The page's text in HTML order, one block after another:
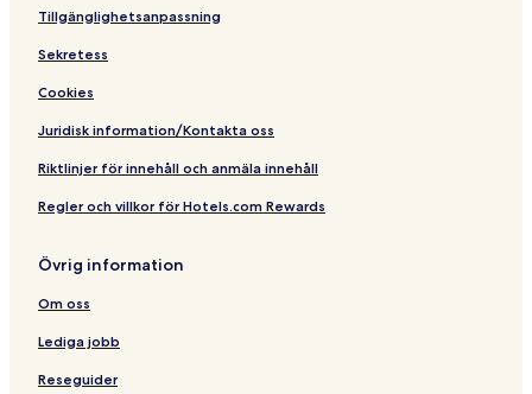
Tillgänglighetsanpassning
Sekretess
Cookies
Juridisk information/Kontakta oss
Riktlinjer för innehåll och anmäla innehåll
Regler och villkor för Hotels.com Rewards
Övrig information
Om oss
Lediga jobb
Reseguider